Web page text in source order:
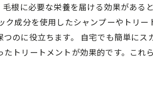
根に必要な栄養を届ける効果がある
成分を使用したシャンプーやトリ
のに役立ちます。 自宅でも簡単に
トリートメントが効果的です。これ
せ・ご予約はお電話にて